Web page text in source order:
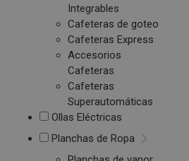
Integrables
Cafeteras de goteo
Cafeteras Express
Accesorios
Cafeteras
Cafeteras
Superautomáticas
Ollas Eléctricas
Planchas de Ropa